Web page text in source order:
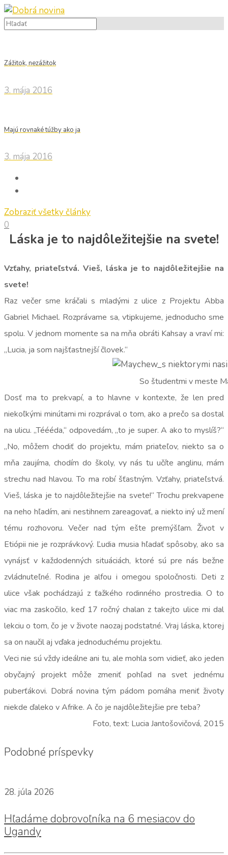
Zážitok, nezážitok
3. mája 2016
Majú rovnaké túžby ako ja
3. mája 2016
Zobraziť všetky články
0
Láska je to najdôležitejšie na svete!
Vzťahy, priateľstvá. Vieš, láska je to najdôležitejšie na
svete!
Raz večer sme kráčali s mladými z ulice z Projektu Abba
Gabriel Michael. Rozprávame sa, vtipkujeme, jednoducho sme
spolu. V jednom momente sa na mňa obráti Kahsay a vraví mi:
,,Lucia, ja som najšťastnejší človek.“
So študentmi v meste
Dosť ma to prekvapí, a to hlavne v kontexte, že len pred
niekoľkými minútami mi rozprával o tom, ako a prečo sa dostal
na ulicu. ,,Téééda,“ odpovedám, ,,to je super. A ako to myslíš?“
,,No, môžem chodiť do projektu, mám priateľov, niekto sa o
mňa zaujíma, chodím do školy, vy nás tu učíte anglinu, mám
strechu nad hlavou. To ma robí šťastným. Vzťahy, priateľstvá.
Vieš, láska je to najdôležitejšie na svete!“ Trochu prekvapene
na neho hľadím, ani nestihnem zareagovať, a niekto iný už mení
tému rozhovoru. Večer nad tým ešte premýšľam. Život v
Etiópii nie je rozprávkový. Ľudia musia hľadať spôsoby, ako sa
vynájsť v každodenných situáciách, ktoré sú pre nás bežne
zvládnuteľné. Rodina je alfou i omegou spoločnosti. Deti z
ulice však pochádzajú z ťažkého rodinného prostredia. O to
viac ma zaskočilo, keď 17 ročný chalan z takejto ulice mi dal
lekciu o tom, čo je v živote naozaj podstatné. Vraj láska, ktorej
sa on naučil aj vďaka jednoduchému projektu.
Veci nie sú vždy ideálne ani tu, ale mohla som vidieť, ako jeden
obyčajný projekt môže zmeniť pohľad na svet jednému
puberťákovi. Dobrá novina tým pádom pomáha meniť životy
niekde ďaleko v Afrike. A čo je najdôležitejšie pre teba?
Foto, text: Lucia Jantošovičová, 2015
Podobné príspevky
28. júla 2026
Hľadáme dobrovoľníka na 6 mesiacov do
Ugandy